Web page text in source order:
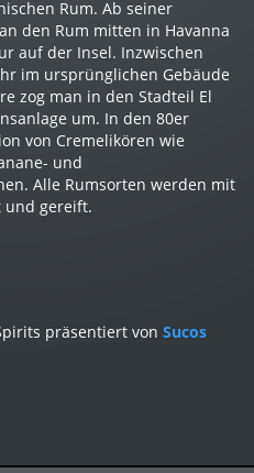
Rum. Ab seiner
den Rum mitten in Havanna
auf der Insel. Inzwischen
im ursprünglichen Gebäude
zog man in den Stadteil El
um. In den 80er
von Cremelikören wie
und
Alle Rumsorten werden mit
und gereift.
präsentiert von Sucos